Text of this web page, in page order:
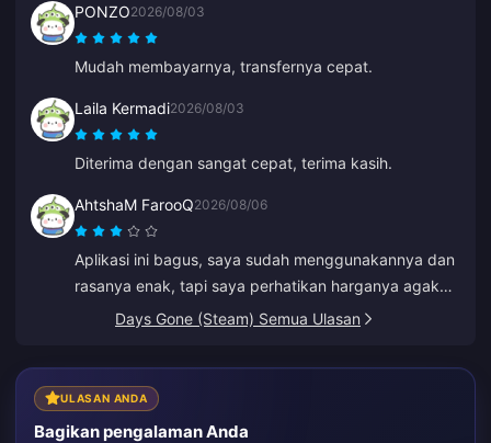
aplikasi ini!
PONZO2026/08/03
Mudah membayarnya, transfernya cepat.
Laila Kermadi2026/08/03
Diterima dengan sangat cepat, terima kasih.
AhtshaM FarooQ2026/08/06
Aplikasi ini bagus, saya sudah menggunakannya dan
rasanya enak, tapi saya perhatikan harganya agak
mahal. Tapi tetap bagus, sebaiknya berikan
Days Gone (Steam) Semua Ulasan
ULASAN ANDA
Bagikan pengalaman Anda